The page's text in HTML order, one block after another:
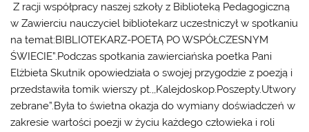
Z racji współpracy naszej szkoły z Biblioteką Pedagogiczną
w Zawierciu nauczyciel bibliotekarz uczestniczył w spotkaniu
na temat:BIBLIOTEKARZ-POETĄ PO WSPÓŁCZESNYM
ŚWIECIE”.Podczas spotkania zawierciańska poetka Pani
Elżbieta Skutnik opowiedziała o swojej przygodzie z poezją i
przedstawiła tomik wierszy pt.,,Kalejdoskop.Poszepty.Utwory
zebrane”.Była to świetna okazja do wymiany doświadczeń w
zakresie wartości poezji w życiu każdego człowieka i roli